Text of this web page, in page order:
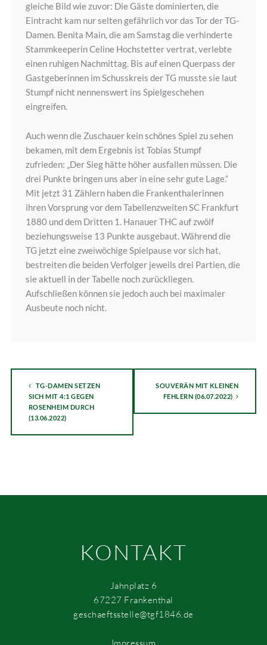
gleiche Bild wie zuvor: Die Gäste dominierten, die
Eintracht kam nur selten gefährlich vor das Tor der TG-
Damen. Benita Main, die am Samstag die verhinderte
Stammkeeperin Celine Hochstetter vertrat, verlebte
einen ruhigen Nachmittag. Bis auf einen Querpass der
Gastgeberinnen im Schusskreis der TG musste sie laut
Stumpf nicht nennenswert ins Spielgeschehen
eingreifen.
Auch wenn die Zuschauer kein schönes Spiel zu sehen
bekamen, mit dem Ergebnis ist Tobias Stumpf
zufrieden: „Der Sieg hätte höher ausfallen müssen. Die
drei Punkte bringen uns aber in eine sehr gute Lage.“
Mit jetzt 31 Zählern haben die Frankenthalerinnen
ihren Vorsprung vor dem Tabellenzweiten SC Frankfurt
1880 und dem Dritten 1. Hanauer THC auf zwölf
beziehungsweise 13 Punkte ausgebaut. Während die
TG jetzt eine zweiwöchige Spielpause vor sich hat,
bestreiten die beiden Verfolger jeweils drei Partien, die
sie aktuell in der Tabelle noch zurückliegen.
Aufschließen können sie jedoch auch bei maximaler
Ausbeute noch nicht.
TG-DAMEN SETZEN
SICH MIT 4:1 GEGEN
ROSENHEIM DURCH
(13.06.2022)
SOUVERÄN MIT KLEINEN
FEHLERN (06.07.2022)
KONTAKT
Jahnplatz 6
67227 Frankenthal
geschaeftsstelle@tgf1846.de